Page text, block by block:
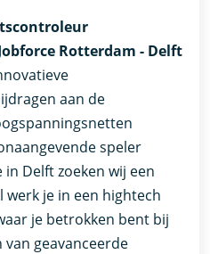
Rotterdam - Delft
aan de
speler
Delft zoeken wij een
werk je in een hightech
je betrokken bent bij
geavanceerde